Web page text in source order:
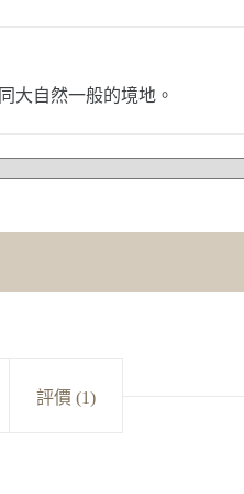
大自然一般的境地。
評價 (1)